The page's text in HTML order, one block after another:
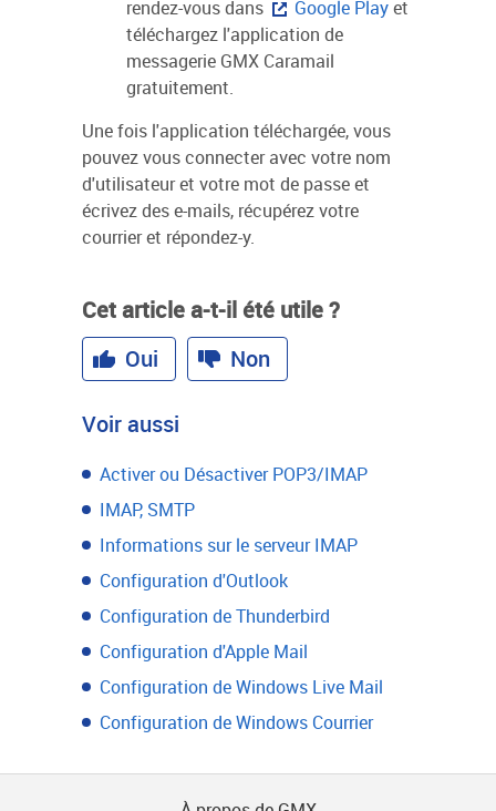
rendez-vous dans
Google Playet
téléchargez l'application de
messagerie GMX Caramail
gratuitement.
Une fois l'application téléchargée, vous
pouvez vous connecter avec votre nom
d'utilisateur et votre mot de passe et
écrivez des e-mails, récupérez votre
courrier et répondez-y.
Cet article a-t-il été utile ?
Oui
Non
Voir aussi
Activer ou Désactiver POP3/IMAP
IMAP, SMTP
Informations sur le serveur IMAP
Configuration d'Outlook
Configuration de Thunderbird
Configuration d'Apple Mail
Configuration de Windows Live Mail
Configuration de Windows Courrier